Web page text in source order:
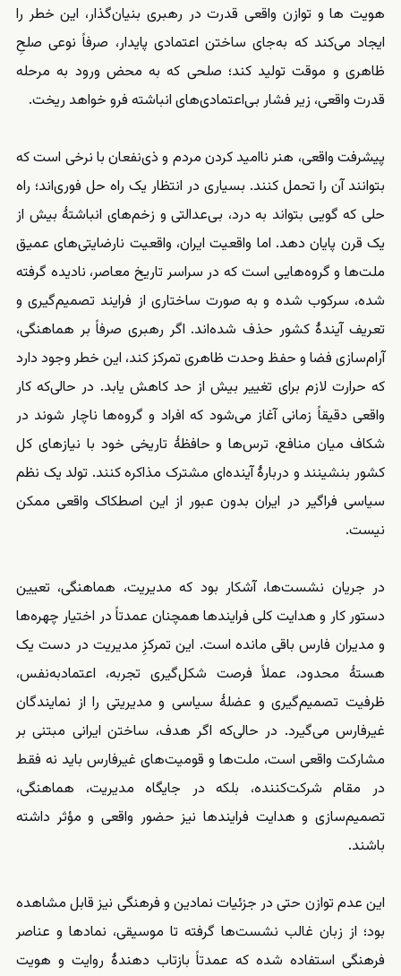
هویت ها و توازن واقعی قدرت در رهبری بنیان‌گذار، این خطر را
ایجاد می‌کند که به‌جای ساختن اعتمادی پایدار، صرفاً نوعی صلحِ
ظاهری و موقت تولید کند؛ صلحی که به‌ محض ورود به مرحله
قدرت واقعی، زیر فشار بی‌اعتمادی‌های انباشته فرو خواهد ریخت.
پیشرفت واقعی، هنر ناامید کردن مردم و ذی‌نفعان با نرخی است که
بتوانند آن را تحمل کنند. بسیاری در انتظار یک راه‌ حل فوری‌اند؛ راه‌
حلی که گویی بتواند به درد، بی‌عدالتی و زخم‌های انباشتهٔ بیش از
یک قرن پایان دهد. اما واقعیت ایران، واقعیت نارضایتی‌های عمیق
ملت‌ها و گروه‌هایی است که در سراسر تاریخ معاصر، نادیده گرفته
شده، سرکوب شده و به ‌صورت ساختاری از فرایند تصمیم‌گیری و
تعریف آیندهٔ کشور حذف شده‌اند. اگر رهبری صرفاً بر هماهنگی،
آرام‌سازی فضا و حفظ وحدت ظاهری تمرکز کند، این خطر وجود دارد
که حرارت لازم برای تغییر بیش از حد کاهش یابد. در حالی‌که کار
واقعی دقیقاً زمانی آغاز می‌شود که افراد و گروه‌ها ناچار شوند در
شکاف میان منافع، ترس‌ها و حافظهٔ تاریخی خود با نیازهای کل
کشور بنشینند و دربارهٔ آینده‌ای مشترک مذاکره کنند. تولد یک نظم
سیاسی فراگیر در ایران بدون عبور از این اصطکاک واقعی ممکن
نیست.
در جریان نشست‌ها، آشکار بود که مدیریت، هماهنگی، تعیین
دستور کار و هدایت کلی فرایندها همچنان عمدتاً در اختیار چهره‌ها
و مدیران فارس باقی مانده است. این تمرکزِ مدیریت در دست یک
هستهٔ محدود، عملاً فرصت شکل‌گیری تجربه، اعتمادبه‌نفس،
ظرفیت تصمیم‌گیری و عضلهٔ سیاسی و مدیریتی را از نمایندگان
غیرفارس می‌گیرد. در حالی‌که اگر هدف، ساختن ایرانی مبتنی بر
مشارکت واقعی است، ملت‌ها و قومیت‌های غیرفارس باید نه فقط
در مقام شرکت‌کننده، بلکه در جایگاه مدیریت، هماهنگی،
تصمیم‌سازی و هدایت فرایندها نیز حضور واقعی و مؤثر داشته
باشند.
این عدم توازن حتی در جزئیات نمادین و فرهنگی نیز قابل مشاهده
بود؛ از زبان غالب نشست‌ها گرفته تا موسیقی، نمادها و عناصر
فرهنگی استفاده ‌شده که عمدتاً بازتاب ‌دهندهٔ روایت و هویت